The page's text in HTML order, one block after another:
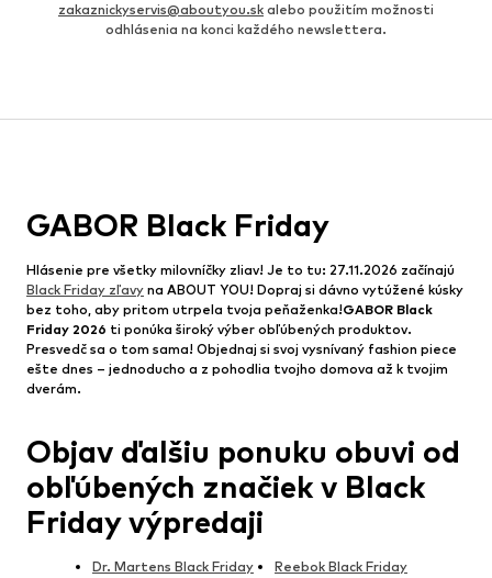
zakaznickyservis@aboutyou.sk alebo použitím možnosti
odhlásenia na konci každého newslettera.
GABOR Black Friday
Hlásenie pre všetky milovníčky zliav! Je to tu: 27.11.2026 začínajú
Black Friday zľavy na ABOUT YOU! Dopraj si dávno vytúžené kúsky
bez toho, aby pritom utrpela tvoja peňaženka!GABOR Black
Friday 2026 ti ponúka široký výber obľúbených produktov.
Presvedč sa o tom sama! Objednaj si svoj vysnívaný fashion piece
ešte dnes – jednoducho a z pohodlia tvojho domova až k tvojim
dverám.
Objav ďalšiu ponuku obuvi od
obľúbených značiek v Black
Friday výpredaji
Dr. Martens Black Friday Reebok Black Friday